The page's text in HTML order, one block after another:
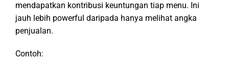
mendapatkan kontribusi keuntungan tiap menu. Ini
jauh lebih powerful daripada hanya melihat angka
penjualan.
Contoh: